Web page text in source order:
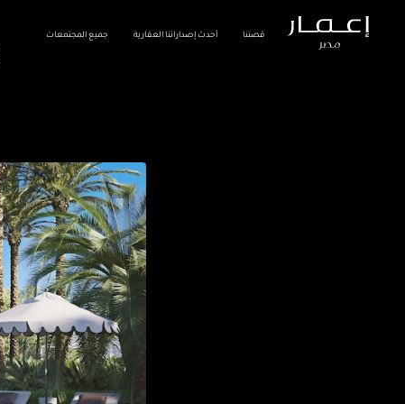
قصتنا أحدث إصداراتنا العقارية جميع المجتمعات